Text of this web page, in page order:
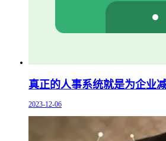
真正的人事系统就是为企业
2023-12-06